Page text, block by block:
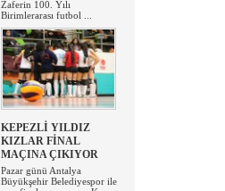
Zaferin 100. Yılı
Birimlerarası futbol ...
KEPEZLİ YILDIZ
KIZLAR FİNAL
MAÇINA ÇIKIYOR
Pazar günü Antalya
Büyükşehir Belediyespor ile